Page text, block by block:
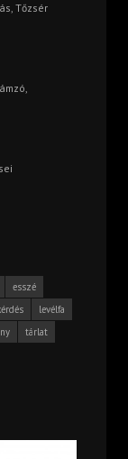
Tőzsér
esszé
levélfa
tárlat